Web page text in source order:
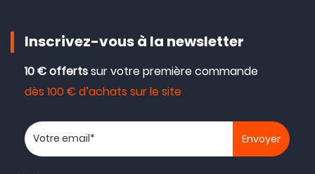
Inscrivez-vous à la newsletter
10 € offertssur votre première commande
dès 100 € d’achats sur le site
Votre adresse email